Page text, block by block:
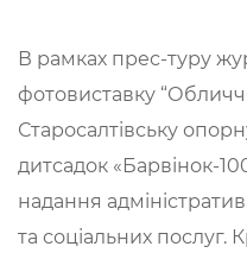
В рамках прес-туру
фотовиставку
Старосалтівську
дитсадок «Барвінок-
надання
та соціальних послуг.